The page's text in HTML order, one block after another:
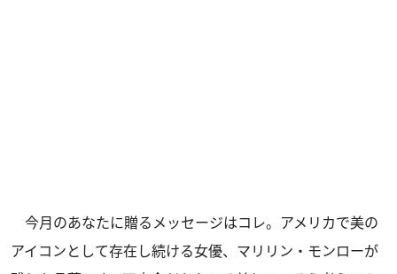
今月のあなたに贈るメッセージはコレ。アメリカで美の
アイコンとして存在し続ける女優、マリリン・モンローが